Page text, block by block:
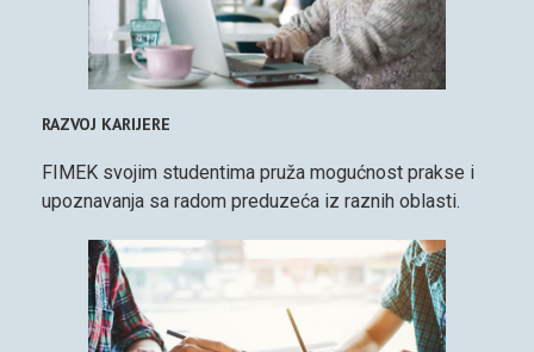
RAZVOJ KARIJERE
FIMEK svojim studentima pruža mogućnost prakse i
upoznavanja sa radom preduzeća iz raznih oblasti.